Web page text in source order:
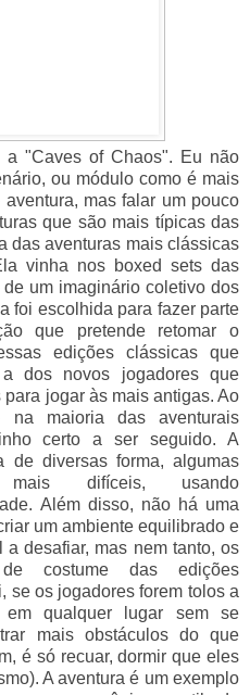
a "Caves of Chaos". Eu não
ou módulo como é mais
mas falar um pouco
que são mais típicas das
das aventuras mais clássicas
vinha nos boxed sets das
um imaginário coletivo dos
foi escolhida para fazer parte
que pretende retomar o
edições clássicas que
dos novos jogadores que
jogar às mais antigas. Ao
na maioria das aventurais
certo a ser seguido. A
de diversas forma, algumas
difíceis, usando
Além disso, não há uma
um ambiente equilibrado e
desafiar, mas nem tanto, os
costume das edições
se os jogadores forem tolos a
qualquer lugar sem se
mais obstáculos do que
é só recuar, dormir que eles
A aventura é um exemplo